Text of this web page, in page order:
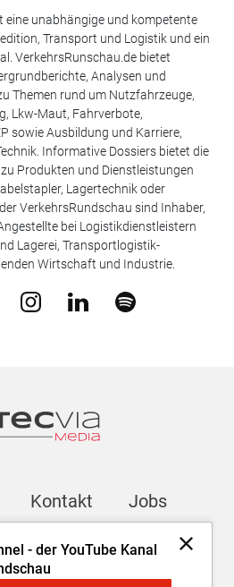
- der YouTube Kanal
eine unabhängige und kompetente
Transport und Logistik und ein
VerkehrsRunschau.de bietet
Analysen und
Themen rund um Nutzfahrzeuge,
Lkw-Maut, Fahrverbote,
sowie Ausbildung und Karriere,
Informative Dossiers bietet die
Produkten und Dienstleistungen
Lagertechnik oder
VerkehrsRundschau sind Inhaber,
bei Logistikdienstleistern
Lagerei, Transportlogistik-
Wirtschaft und Industrie.
Kontakt Jobs
Newsletter